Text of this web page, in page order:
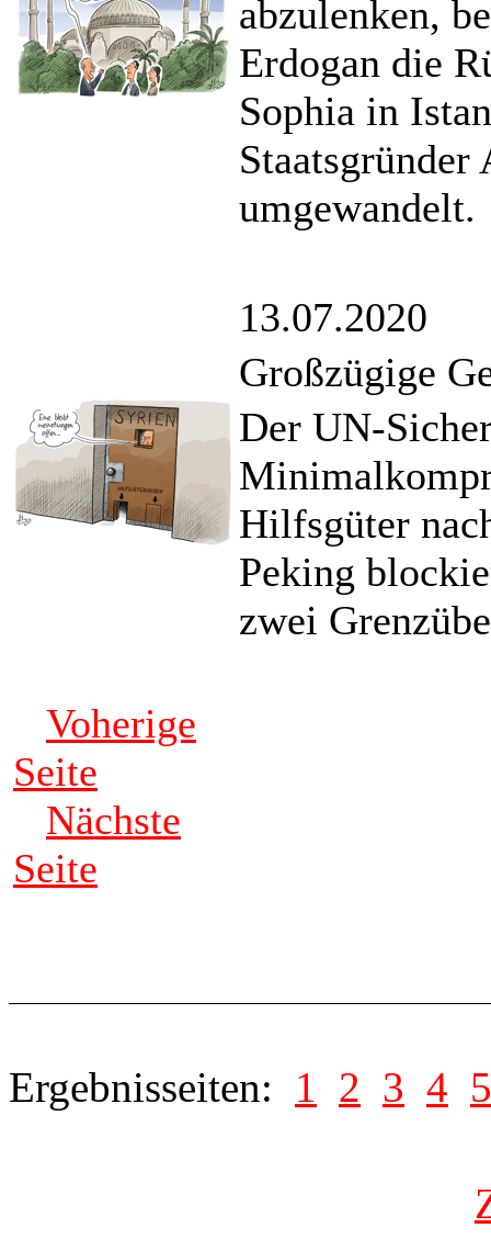
abzulenken,
Erdogan die
Sophia in
umgewandelt.
13.07.2020
Großzügige
Der UN-
Hilfsgüter
Peking
zwei
Voherige
Seite
Nächste
Seite
Ergebnisseiten: 1 2 3 4 5